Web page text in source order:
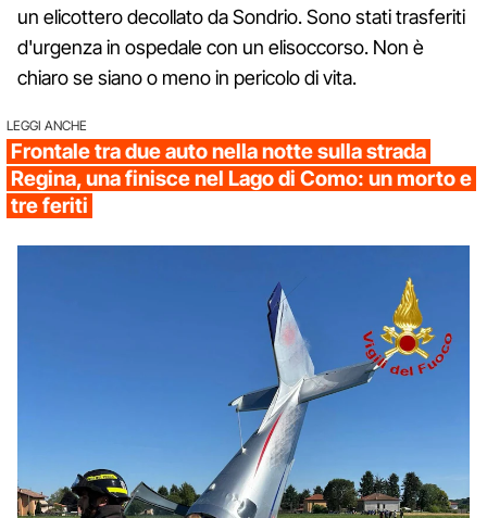
un elicottero decollato da Sondrio. Sono stati trasferiti
d'urgenza in ospedale con un elisoccorso. Non è
chiaro se siano o meno in pericolo di vita.
LEGGI ANCHE
Frontale tra due auto nella notte sulla strada
Regina, una finisce nel Lago di Como: un morto e
tre feriti